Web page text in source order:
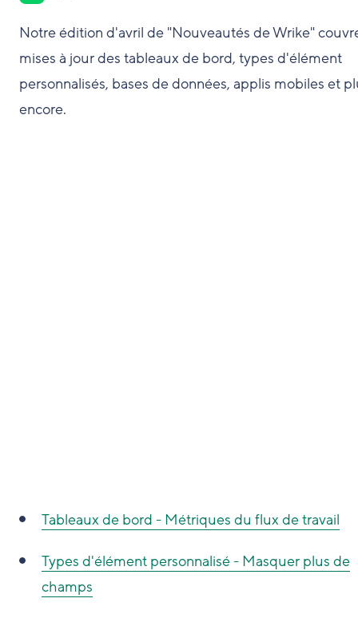
Notre édition d'avril de "Nouveautés de Wrike"
mises à jour des tableaux de bord, types d'élément
personnalisés, bases de données, applis mobiles et
encore.
Tableaux de bord - Métriques du flux de travail
Types d'élément personnalisé - Masquer plus de
champs